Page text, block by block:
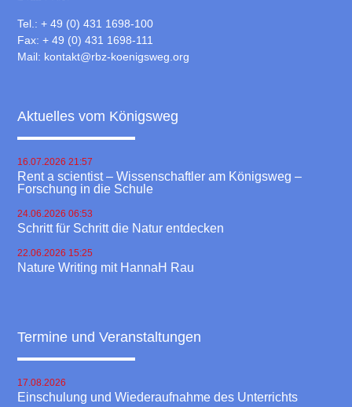
Tel.: + 49 (0) 431 1698-100
Fax: + 49 (0) 431 1698-111
Mail: kontakt@rbz-koenigsweg.org
Aktuelles vom Königsweg
16.07.2026 21:57
Rent a scientist – Wissenschaftler am Königsweg –
Forschung in die Schule
24.06.2026 06:53
Schritt für Schritt die Natur entdecken
22.06.2026 15:25
Nature Writing mit HannaH Rau
Termine und Veranstaltungen
17.08.2026
Einschulung und Wiederaufnahme des Unterrichts